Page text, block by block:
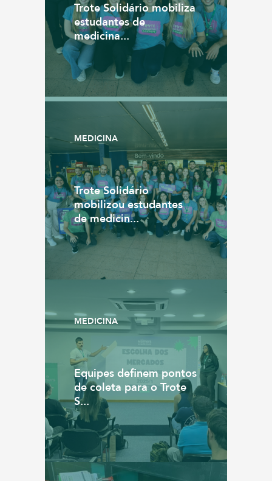
Trote Solidário mobiliza
estudantes de
medicina...
MEDICINA
Trote Solidário
mobilizou estudantes
de medicin...
MEDICINA
Equipes definem pontos
de coleta para o Trote
S...